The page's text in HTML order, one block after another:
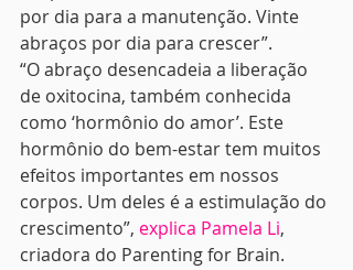
por dia para a manutenção. Vinte
abraços por dia para crescer”.
“O abraço desencadeia a liberação
de oxitocina, também conhecida
como ‘hormônio do amor’. Este
hormônio do bem-estar tem muitos
efeitos importantes em nossos
corpos. Um deles é a estimulação do
crescimento”, explica Pamela Li,
criadora do Parenting for Brain.